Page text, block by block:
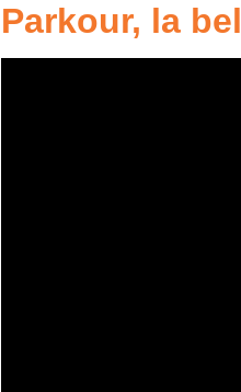
Parkour, la